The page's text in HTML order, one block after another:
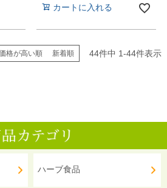
カートに入れる
格が高い順 新着順 44件中 1-44件表示
ハーブ食品